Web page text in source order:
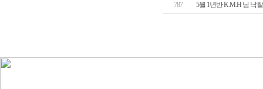
787 5월 1년반 K.M.H 님 낙